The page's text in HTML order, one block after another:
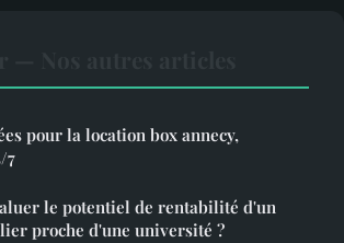
pour la location box annecy,
7
le potentiel de rentabilité d'un
proche d'une université ?